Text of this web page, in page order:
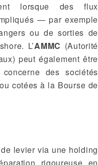
lorsque des flux
— par exemple
ou de sorties de
L’AMMC (Autorité
peut également être
des sociétés
cotées à la Bourse de
levier via une holding
rigoureuse en